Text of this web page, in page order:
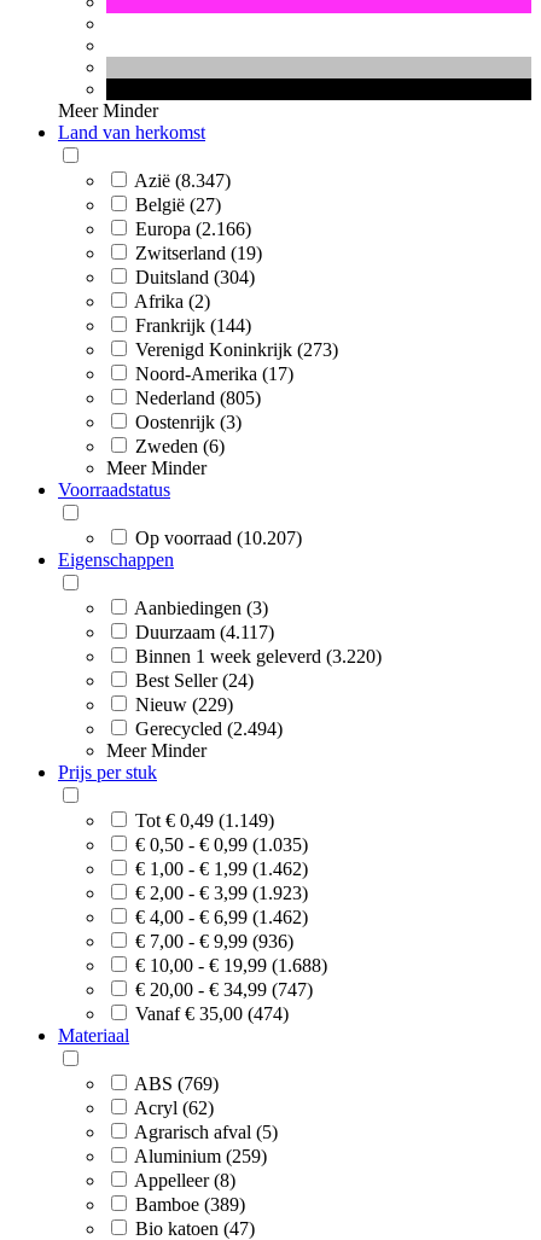
Meer Minder
Land van herkomst
Azië (8.347)
België (27)
Europa (2.166)
Zwitserland (19)
Duitsland (304)
Afrika (2)
Frankrijk (144)
Verenigd Koninkrijk (273)
Noord-Amerika (17)
Nederland (805)
Oostenrijk (3)
Zweden (6)
Meer Minder
Voorraadstatus
Op voorraad (10.207)
Eigenschappen
Aanbiedingen (3)
Duurzaam (4.117)
Binnen 1 week geleverd (3.220)
Best Seller (24)
Nieuw (229)
Gerecycled (2.494)
Meer Minder
Prijs per stuk
Tot € 0,49 (1.149)
€ 0,50 - € 0,99 (1.035)
€ 1,00 - € 1,99 (1.462)
€ 2,00 - € 3,99 (1.923)
€ 4,00 - € 6,99 (1.462)
€ 7,00 - € 9,99 (936)
€ 10,00 - € 19,99 (1.688)
€ 20,00 - € 34,99 (747)
Vanaf € 35,00 (474)
Materiaal
ABS (769)
Acryl (62)
Agrarisch afval (5)
Aluminium (259)
Appelleer (8)
Bamboe (389)
Bio katoen (47)